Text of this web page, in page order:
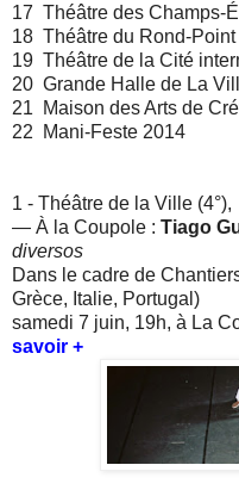
17 Théâtre des Champs-
18 Théâtre du Rond-Point
19 Théâtre de la Cité
20 Grande Halle de La
21 Maison des Arts de
22 Mani-Feste 2014
1 - Théâtre de la Ville (4°),
— À la Coupole : Tiago
diversos
Dans le cadre de
Grèce, Italie, Portugal)
samedi 7 juin, 19h, à La
savoir +